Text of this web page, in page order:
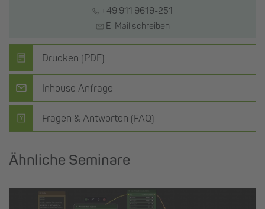
+49 911 9619-251
E-Mail schreiben
Drucken (PDF)
Inhouse Anfrage
Fragen & Antworten (FAQ)
Ähnliche Seminare